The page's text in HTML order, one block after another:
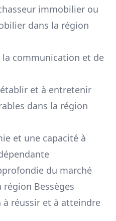
immobilier ou
dans la région
la communication et de
et à entretenir
dans la région
et une capacité à
du marché
région Bessèges
réussir et à atteindre